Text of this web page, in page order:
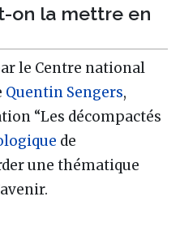
on la mettre en
le Centre national
Quentin Sengers,
“Les décompactés
de
une thématique